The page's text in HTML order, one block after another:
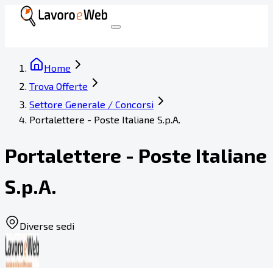
Home
Trova Offerte
Settore Generale / Concorsi
Portalettere - Poste Italiane S.p.A.
Portalettere - Poste Italiane
S.p.A.
Diverse sedi